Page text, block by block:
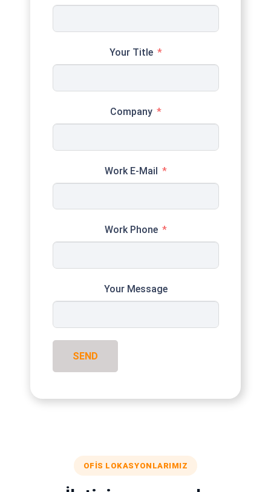
Your Title
Company
Work E-Mail
Work Phone
Your Message
SEND
OFIS LOKASYONLARIMIZ